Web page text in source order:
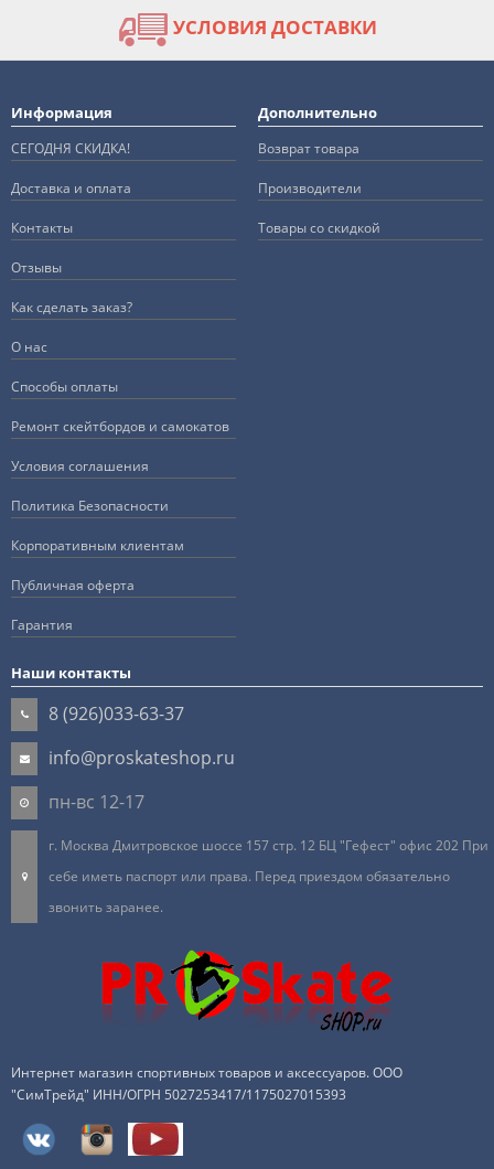
УСЛОВИЯ ДОСТАВКИ
Информация
СЕГОДНЯ СКИДКА!
Доставка и оплата
Контакты
Отзывы
Как сделать заказ?
О нас
Способы оплаты
Ремонт скейтбордов и самокатов
Условия соглашения
Политика Безопасности
Корпоративным клиентам
Публичная оферта
Гарантия
Дополнительно
Возврат товара
Производители
Товары со скидкой
Наши контакты
8 (926)033-63-37
info@proskateshop.ru
пн-вс 12-17
г. Москва Дмитровское шоссе 157 стр. 12 БЦ "Гефест" офис 202 При
себе иметь паспорт или права. Перед приездом обязательно
звонить заранее.
Интернет магазин спортивных товаров и аксессуаров. ООО
"СимТрейд" ИНН/ОГРН 5027253417/1175027015393